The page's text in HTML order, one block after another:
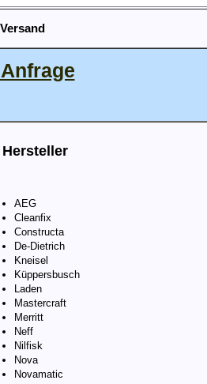
AEG
Cleanfix
Constructa
De-Dietrich
Kneisel
Küppersbusch
Laden
Mastercraft
Merritt
Neff
Nilfisk
Nova
Novamatic